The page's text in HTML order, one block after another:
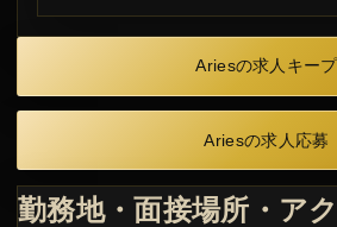
Ariesの求人キープ
Ariesの求人応募
勤務地・面接場所・ア